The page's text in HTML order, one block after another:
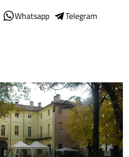
Whatsapp
Telegram